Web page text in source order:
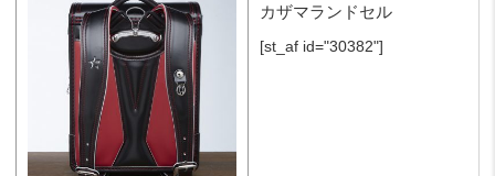
カザマランドセル
[st_af id="30382"]